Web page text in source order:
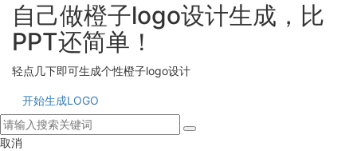
自己做橙子logo设计生成，比
PPT还简单！
轻点几下即可生成个性橙子logo设计
开始生成LOGO
取消